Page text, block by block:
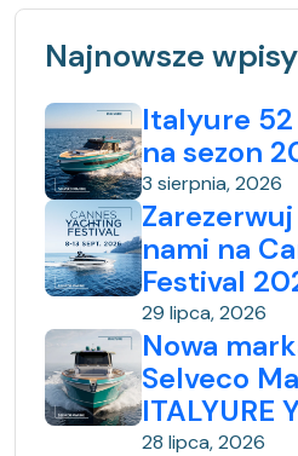
o
w
a
n
i
e
p
i
s
Najnowsze wpisy
Italyure
na sezon
3 sierpnia, 2026
nami na
Festival
29 lipca, 2026
Nowa
Selveco
ITALYURE
28 lipca, 2026